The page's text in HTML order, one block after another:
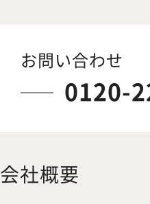
お問い合わせ
0120-
会社概要